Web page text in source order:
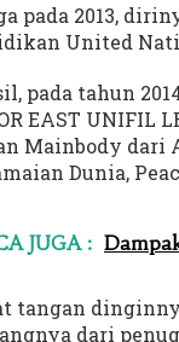
pada 2013,
United
pada tahun
EAST
Mainbody dari
Dunia,
JUGA :
tangan
dari